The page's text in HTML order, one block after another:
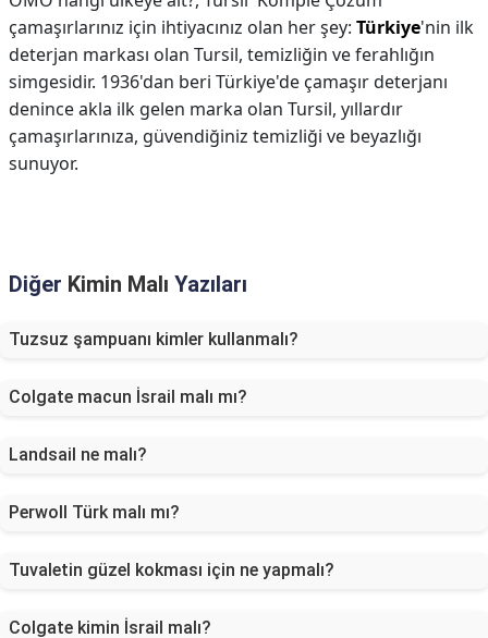
çamaşırlarınız için ihtiyacınız olan her şey: Türkiye'nin ilk
deterjan markası olan Tursil, temizliğin ve ferahlığın
simgesidir. 1936'dan beri Türkiye'de çamaşır deterjanı
denince akla ilk gelen marka olan Tursil, yıllardır
çamaşırlarınıza, güvendiğiniz temizliği ve beyazlığı
sunuyor.
Diğer Kimin Malı Yazıları
Tuzsuz şampuanı kimler kullanmalı?
Colgate macun İsrail malı mı?
Landsail ne malı?
Perwoll Türk malı mı?
Tuvaletin güzel kokması için ne yapmalı?
Colgate kimin İsrail malı?